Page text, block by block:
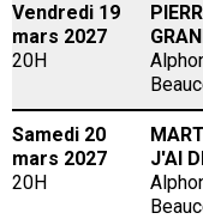
Vendredi 19
mars 2027
20H
Samedi 20
mars 2027
20H
J'AI